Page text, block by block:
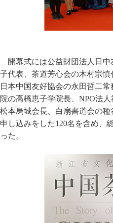
開幕式には公益財団法人日
子代表、茶道芳心会の木村宗
日本中国友好協会の永田哲二
院の高橋恵子学院長、NPO法
松本烏城会長、白扇書道会の
申し込みをした120名を含め、
った。